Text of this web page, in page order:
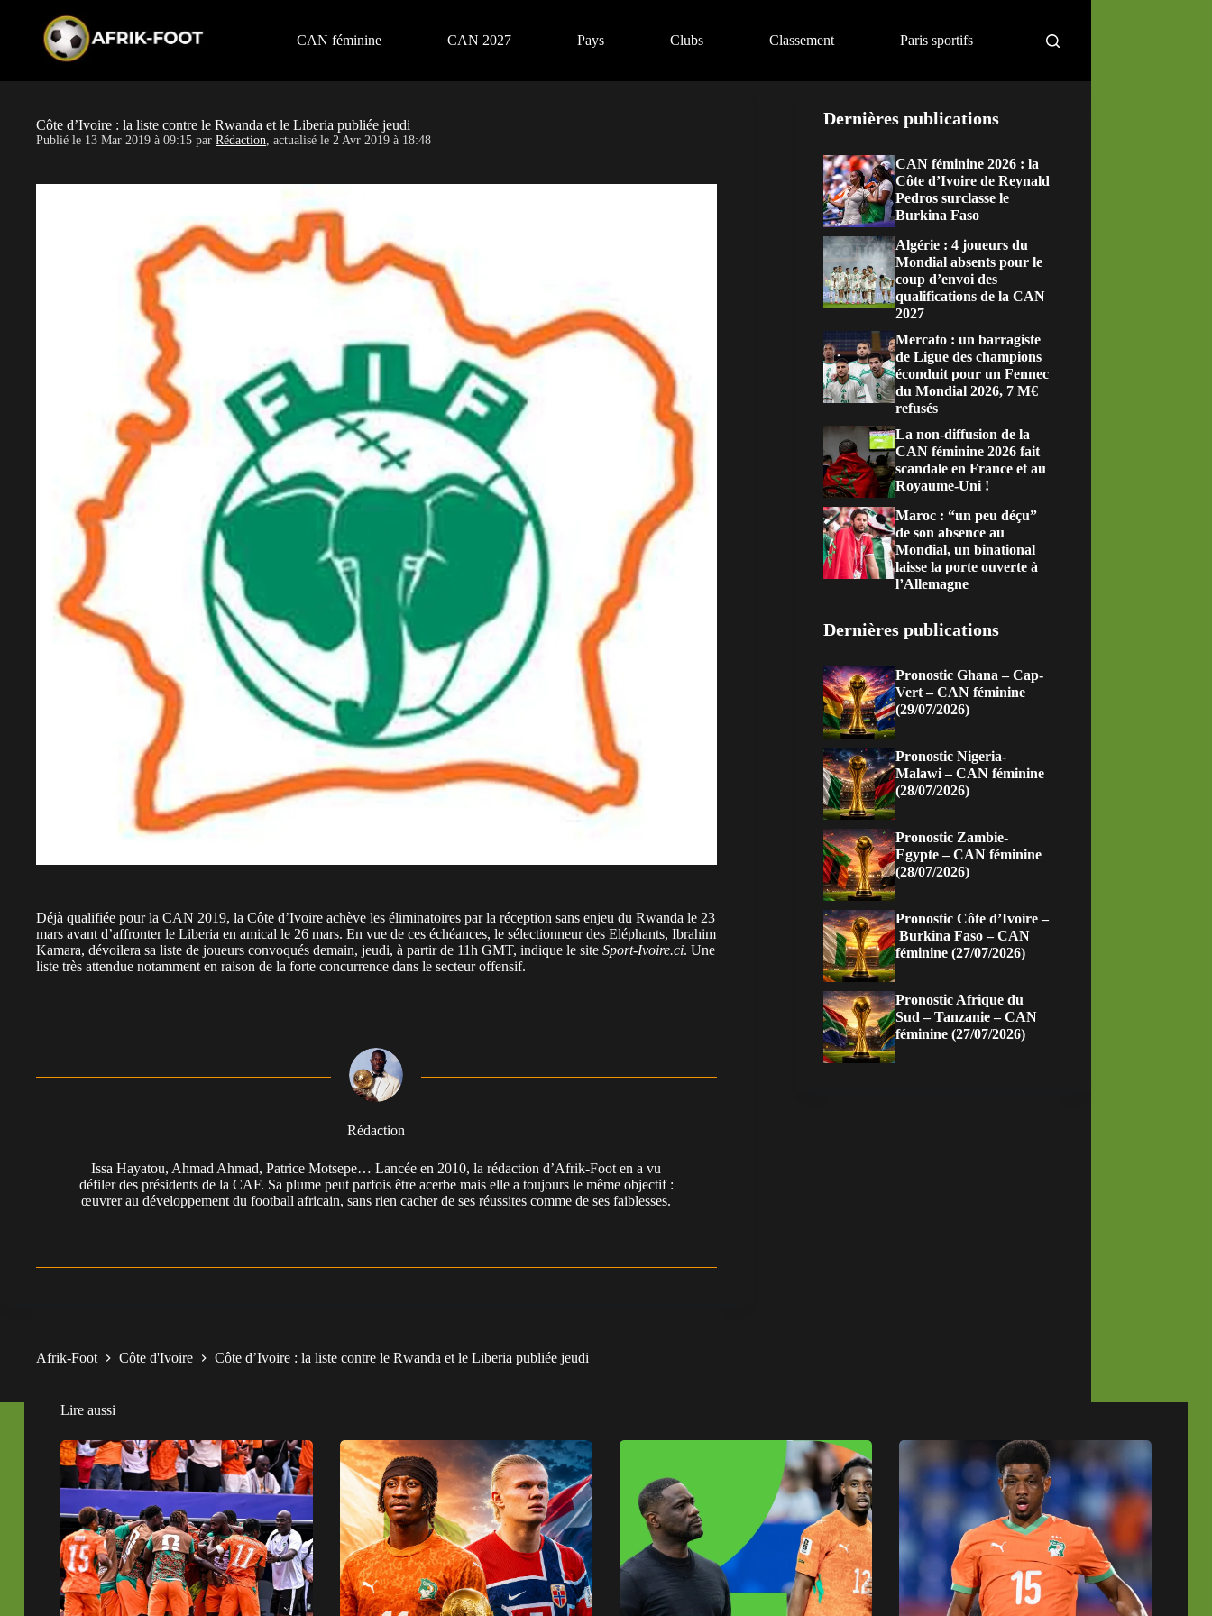
CAN féminine CAN 2027 Pays Clubs Classement Paris sportifs
Côte d’Ivoire : la liste contre le Rwanda et le Liberia publiée jeudi
Publié le 13 Mar 2019 à 09:15 par Rédaction, actualisé le 2 Avr 2019 à 18:48
Déjà qualifiée pour la CAN 2019, la Côte d’Ivoire achève les éliminatoires par la réception sans enjeu du Rwanda le 23
mars avant d’affronter le Liberia en amical le 26 mars. En vue de ces échéances, le sélectionneur des Eléphants, Ibrahim
Kamara, dévoilera sa liste de joueurs convoqués demain, jeudi, à partir de 11h GMT, indique le site Sport-Ivoire.ci. Une
liste très attendue notamment en raison de la forte concurrence dans le secteur offensif.
Rédaction
Issa Hayatou, Ahmad Ahmad, Patrice Motsepe… Lancée en 2010, la rédaction d’Afrik-Foot en a vu
défiler des présidents de la CAF. Sa plume peut parfois être acerbe mais elle a toujours le même objectif :
œuvrer au développement du football africain, sans rien cacher de ses réussites comme de ses faiblesses.
Dernières publications
CAN féminine 2026 : la
Côte d’Ivoire de Reynald
Pedros surclasse le
Burkina Faso
Algérie : 4 joueurs du
Mondial absents pour le
coup d’envoi des
qualifications de la CAN
2027
Mercato : un barragiste
de Ligue des champions
éconduit pour un Fennec
du Mondial 2026, 7 M€
refusés
La non-diffusion de la
CAN féminine 2026 fait
scandale en France et au
Royaume-Uni !
Maroc : “un peu déçu”
de son absence au
Mondial, un binational
laisse la porte ouverte à
l’Allemagne
Dernières publications
Pronostic Ghana – Cap-
Vert – CAN féminine
(29/07/2026)
Pronostic Nigeria-
Malawi – CAN féminine
(28/07/2026)
Pronostic Zambie-
Egypte – CAN féminine
(28/07/2026)
Pronostic Côte d’Ivoire –
Burkina Faso – CAN
féminine (27/07/2026)
Pronostic Afrique du
Sud – Tanzanie – CAN
féminine (27/07/2026)
Afrik-Foot Côte d'Ivoire Côte d’Ivoire : la liste contre le Rwanda et le Liberia publiée jeudi
Lire aussi